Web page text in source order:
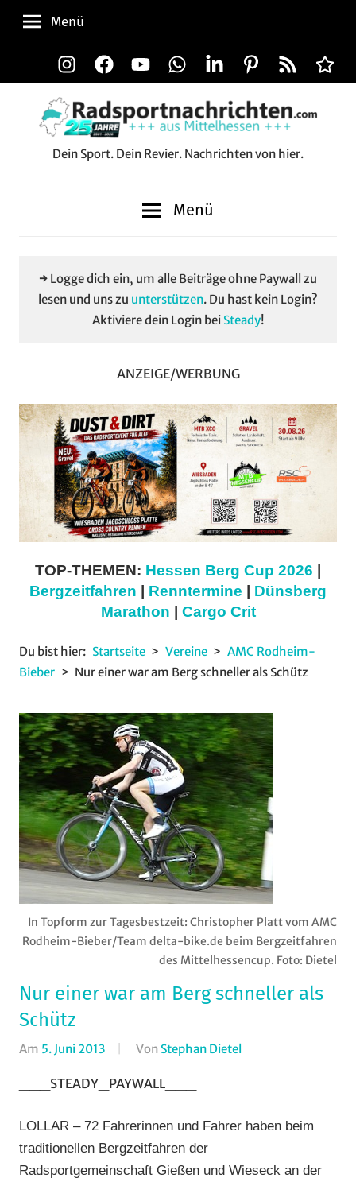
Zum
Inhalt
InstagramFacebookYouTubeWhatsAppLinkedInPinterest
RSS-
Feed
Alle
Menü
Dein Sport. Dein Revier. Nachrichten von hier.
Menü
→ Logge dich ein, um alle Beiträge ohne Paywall zu
lesen und uns zu unterstützen. Du hast kein Login?
Aktiviere dein Login bei Steady!
ANZEIGE/WERBUNG
TOP-THEMEN: Hessen Berg Cup 2026
Bergzeitfahren
Renntermine
Dünsberg
Marathon
Cargo Crit
Du bist hier: Startseite Vereine
AMC Rodheim-
Bieber
Nur einer war am Berg schneller als Schütz
In Topform zur Tagesbestzeit: Christopher Platt vom AMC
Rodheim-Bieber/Team delta-bike.de beim Bergzeitfahren
des Mittelhessencup. Foto: Dietel
Nur einer war am Berg schneller als
Schütz
Am 5. Juni 2013 Von Stephan Dietel
Bergzeitfahren
Grünberg,
___STEADY_PAYWALL___
LOLLAR – 72 Fahrerinnen und Fahrer haben beim
traditionellen Bergzeitfahren der
Radsportgemeinschaft Gießen und Wieseck an der